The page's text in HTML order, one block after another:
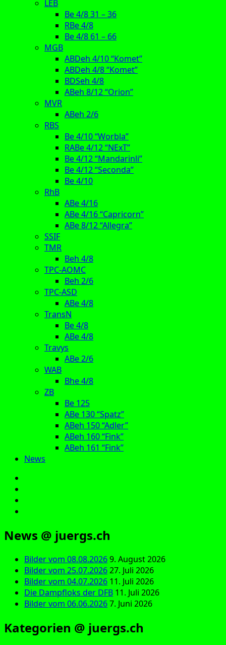
LEB
Be 4/8 31 – 36
RBe 4/8
Be 4/8 61 – 66
MGB
ABDeh 4/10 “Komet”
ABDeh 4/8 “Komet”
BDSeh 4/8
ABeh 8/12 “Orion”
MVR
ABeh 2/6
RBS
Be 4/10 “Worbla”
RABe 4/12 “NExT”
Be 4/12 “Mandarinli”
Be 4/12 “Seconda”
Be 4/10
RhB
ABe 4/16
ABe 4/16 “Capricorn”
ABe 8/12 “Allegra”
SSIF
TMR
Beh 4/8
TPC-AOMC
Beh 2/6
TPC-ASD
ABe 4/8
TransN
Be 4/8
ABe 4/8
Travys
ABe 2/6
WAB
Bhe 4/8
ZB
Be 125
ABe 130 “Spatz”
ABeh 150 “Adler”
ABeh 160 “Fink”
ABeh 161 “Fink”
News
News @ juergs.ch
Bilder vom 08.08.20269. August 2026
Bilder vom 25.07.202627. Juli 2026
Bilder vom 04.07.2026 11. Juli 2026
Die Dampfloks der DFB 11. Juli 2026
Bilder vom 06.06.20267. Juni 2026
Kategorien @ juergs.ch